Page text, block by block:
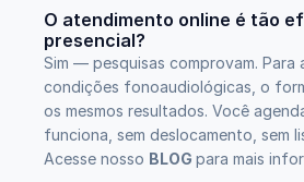
O atendimento online é tão
presencial?
Sim — pesquisas comprovam. Para
condições fonoaudiológicas, o
os mesmos resultados. Você
funciona, sem deslocamento, sem
Acesse nosso BLOG para mais